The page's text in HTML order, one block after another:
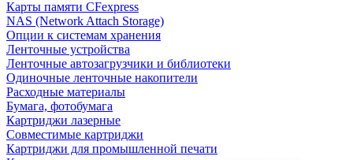
Карты памяти CFexpress
NAS (Network Attach Storage)
Опции к системам хранения
Ленточные устройства
Ленточные автозагрузчики и библиотеки
Одиночные ленточные накопители
Расходные материалы
Бумага, фотобумага
Картриджи лазерные
Совместимые картриджи
Картриджи для промышленной печати